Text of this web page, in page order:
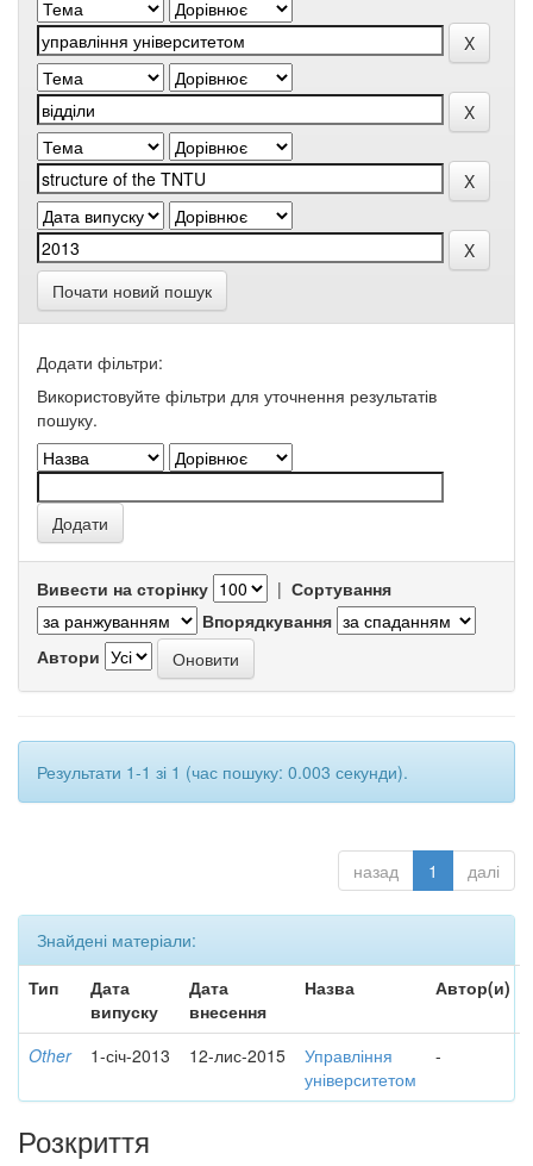
Почати новий пошук
Додати фільтри:
Використовуйте фільтри для уточнення результатів
пошуку.
Вивести на сторінку | Сортування
Впорядкування
Автори
Результати 1-1 зі 1 (час пошуку: 0.003 секунди).
назад 1 далі
Знайдені матеріали:
Тип
Дата
випуску
Дата
внесення
Назва Автор(и)
Other 1-січ-2013 12-лис-2015
Управління
університетом
-
Розкриття